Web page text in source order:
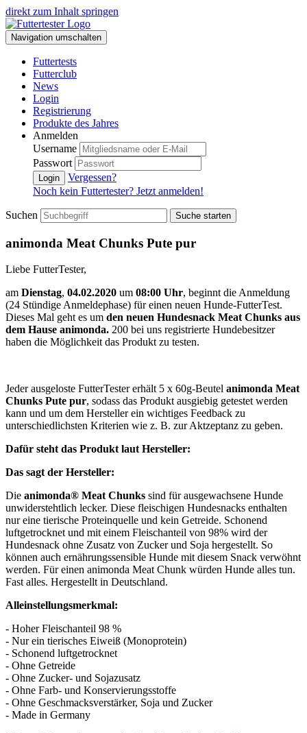
direkt zum Inhalt springen
Navigation umschalten
Futtertests
Futterclub
News
Login
Registrierung
Produkte des Jahres
Anmelden
Username
Passwort
Login
Vergessen?
Noch kein Futtertester? Jetzt anmelden!
Suchen Suche starten
animonda Meat Chunks Pute pur
Liebe FutterTester,
am Dienstag, 04.02.2020 um 08:00 Uhr, beginnt die Anmeldung
(24 Stündige Anmeldephase) für einen neuen Hunde-FutterTest.
Dieses Mal geht es um den neuen Hundesnack Meat Chunks aus
dem Hause animonda. 200 bei uns registrierte Hundebesitzer
haben die Möglichkeit das Produkt zu testen.
Jeder ausgeloste FutterTester erhält 5 x 60g-Beutel animonda Meat
Chunks Pute pur, sodass das Produkt ausgiebig getestet werden
kann und um dem Hersteller ein wichtiges Feedback zu
unterschiedlichsten Kriterien wie z. B. zur Aktzeptanz zu geben.
Dafür steht das Produkt laut Hersteller:
Das sagt der Hersteller:
Die animonda® Meat Chunks sind für ausgewachsene Hunde
unwiderstehtlich lecker. Diese fleischigen Hundesnacks enthalten
nur eine tierische Proteinquelle und kein Getreide. Schonend
luftgetrocknet und mit einem Fleischanteil von 98% wird der
Hundesnack ohne Zusatz von Zucker und Soja hergestellt. So
können auch ernährungssensible Hunde mit diesem Snack verwöhnt
werden. Für einen animonda Meat Chunk würden Hunde alles tun.
Fast alles. Hergestellt in Deutschland.
Alleinstellungsmerkmal:
- Hoher Fleischanteil 98 %
- Nur ein tierisches Eiweiß (Monoprotein)
- Schonend luftgetrocknet
- Ohne Getreide
- Ohne Zucker- und Sojazusatz
- Ohne Farb- und Konservierungsstoffe
- Ohne Geschmacksverstärker, Soja und Zucker
- Made in Germany